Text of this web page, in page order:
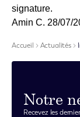
signature.
Amin C. 28/07/
Accueil Actualités
Notre
Recevez les